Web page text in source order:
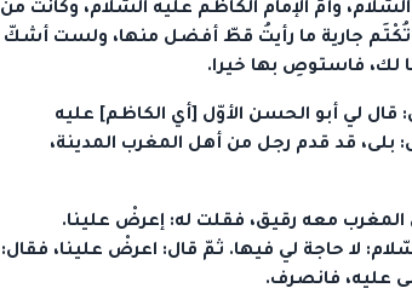
وأُمّ الإمام الكاظم عليه السّلام، وكانت من
تُكْتَم جارية ما رأيتُ قطّ أفضل منها، ولست أشكّ
لك، فاستوصِ بها خيرا.
قال لي أبو الحسن الأوّل [أي الكاظم] عليه
قد قدم رجل من أهل المغرب المدينة،
المغرب معه رقيق، فقلت له: إعرضْ علينا.
لا حاجة لي فيها. ثمّ قال: اعرضْ علينا، فقال:
عليه، فانصرف.